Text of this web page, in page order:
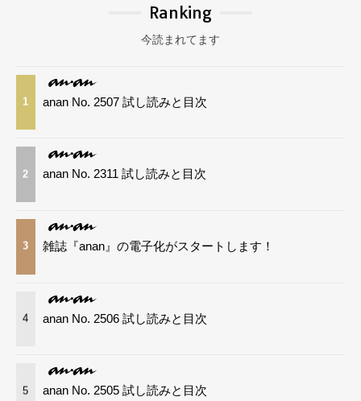
Ranking
今読まれてます
1 anan No. 2507 試し読みと目次
2 anan No. 2311 試し読みと目次
3 雑誌『anan』の電子化がスタートします！
4 anan No. 2506 試し読みと目次
5 anan No. 2505 試し読みと目次